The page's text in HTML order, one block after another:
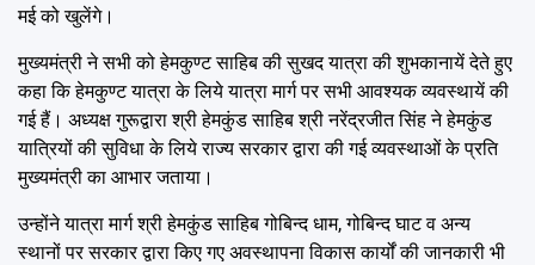
मई को खुलेंगे।
मुख्यमंत्री ने सभी को हेमकुण्ट साहिब की सुखद यात्रा की शुभकानायें देते हुए
कहा कि हेमकुण्ट यात्रा के लिये यात्रा मार्ग पर सभी आवश्यक व्यवस्थायें की
गई हैं। अध्यक्ष गुरूद्वारा श्री हेमकुंड साहिब श्री नरेंद्रजीत सिंह ने हेमकुंड
यात्रियों की सुविधा के लिये राज्य सरकार द्वारा की गई व्यवस्थाओं के प्रति
मुख्यमंत्री का आभार जताया।
उन्होंने यात्रा मार्ग श्री हेमकुंड साहिब गोबिन्द धाम, गोबिन्द घाट व अन्य
स्थानों पर सरकार द्वारा किए गए अवस्थापना विकास कार्यों की जानकारी भी